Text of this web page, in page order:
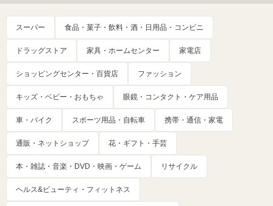
スーパー 食品・菓子・飲料・酒・日用品・コンビニ
ドラッグストア 家具・ホームセンター 家電店
ショッピングセンター・百貨店 ファッション
キッズ・ベビー・おもちゃ 眼鏡・コンタクト・ケア用品
車・バイク スポーツ用品・自転車 携帯・通信・家電
通販・ネットショップ 花・ギフト・手芸
本・雑誌・音楽・DVD・映画・ゲーム リサイクル
ヘルス&ビューティ・フィットネス